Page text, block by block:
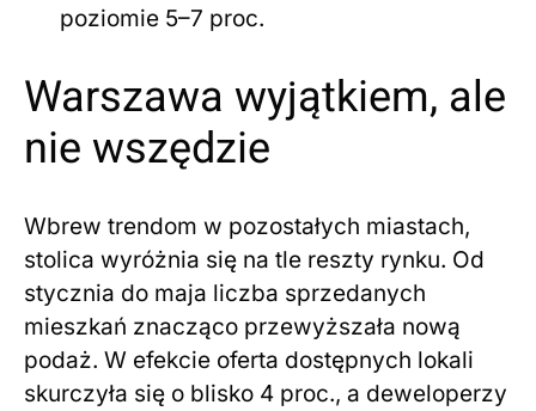
poziomie 5–7 proc.
Warszawa wyjątkiem, ale
nie wszędzie
Wbrew trendom w pozostałych miastach,
stolica wyróżnia się na tle reszty rynku. Od
stycznia do maja liczba sprzedanych
mieszkań znacząco przewyższała nową
podaż. W efekcie oferta dostępnych lokali
skurczyła się o blisko 4 proc., a deweloperzy